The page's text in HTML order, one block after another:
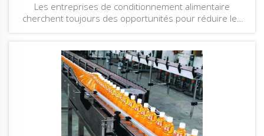
Les entreprises de conditionnement alimentaire
cherchent toujours des opportunités pour réduire les
Pour préserver le goût et la qualité, différents pays
disposent d'une législation spécifique. Ces lég...